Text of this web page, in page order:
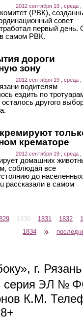
2012 сентября 19 , среда ,
(РВК),
совет
первый день.
самом РВК.
дороги
зону
2012 сентября 19 , среда ,
водителям
ездить по
другого
крематоре
2012 сентября 19 , среда ,
домашних
соблюдая все
до населенных
рассказали в самом
1830 1831 1832
1834
г.
ЭЛ №
К.М.
e-mail)